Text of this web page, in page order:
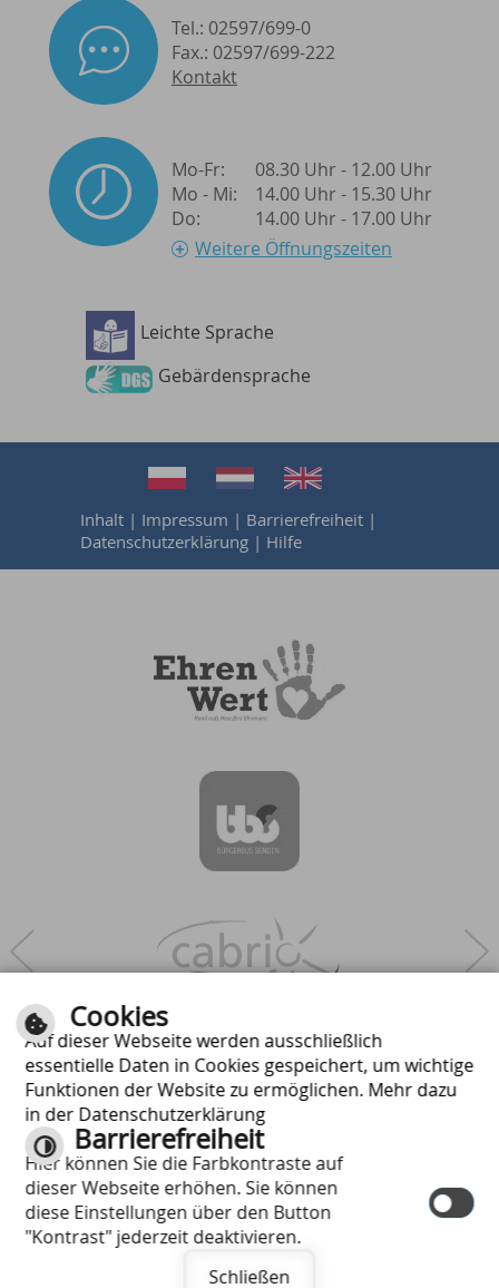
Tel.: 02597/699-0
Fax.: 02597/699-222
Kontakt
Mo-Fr:
Mo - Mi:
Do:
08.30 Uhr - 12.00 Uhr
14.00 Uhr - 15.30 Uhr
14.00 Uhr - 17.00 Uhr
Weitere Öffnungszeiten
Barrierefreiheit
Leichte Sprache
Gebärdensprache
Inhalt| Impressum | Barrierefreiheit|
Datenschutzerklärung| Hilfe
Cookies
Auf dieser Webseite werden ausschließlich
essentielle Daten in Cookies gespeichert, um wichtige
Funktionen der Website zu ermöglichen. Mehr dazu
in der Datenschutzerklärung
Barrierefreiheit
Hier können Sie die Farbkontraste auf
dieser Webseite erhöhen. Sie können
diese Einstellungen über den Button
"Kontrast" jederzeit deaktivieren.
Schließen